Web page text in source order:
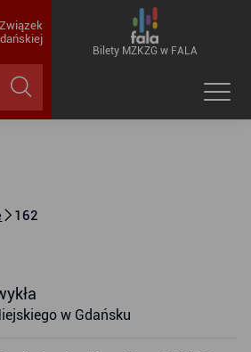
Bilety MZKZG w FALA
162
w Gdańsku